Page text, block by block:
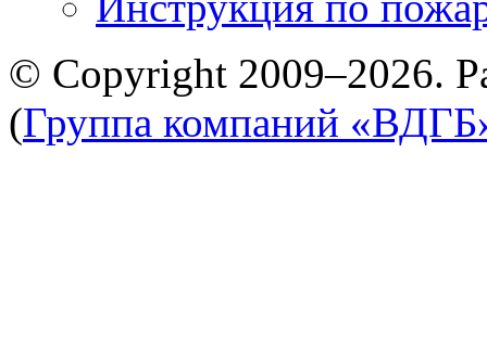
© Copyright 2009–2026.
(Группа компаний